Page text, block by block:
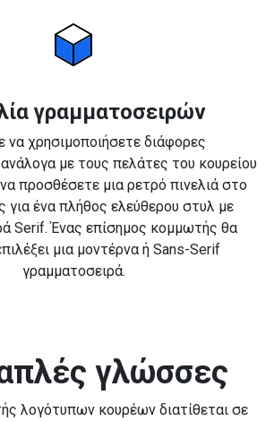
γραμματοσειρών
να χρησιμοποιήσετε διάφορες
με τους πελάτες του κουρείου
προσθέσετε μια ρετρό πινελιά στο
για ένα πλήθος ελεύθερου στυλ με
Serif. Ένας επίσημος κομμωτής θα
μια μοντέρνα ή Sans-Serif
γραμματοσειρά.
γλώσσες
λογότυπων κουρέων διατίθεται σε